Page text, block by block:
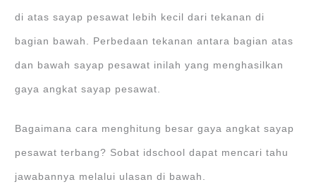
di atas sayap pesawat lebih kecil dari tekanan di
bagian bawah. Perbedaan tekanan antara bagian atas
dan bawah sayap pesawat inilah yang menghasilkan
gaya angkat sayap pesawat.
Bagaimana cara menghitung besar gaya angkat sayap
pesawat terbang? Sobat idschool dapat mencari tahu
jawabannya melalui ulasan di bawah.